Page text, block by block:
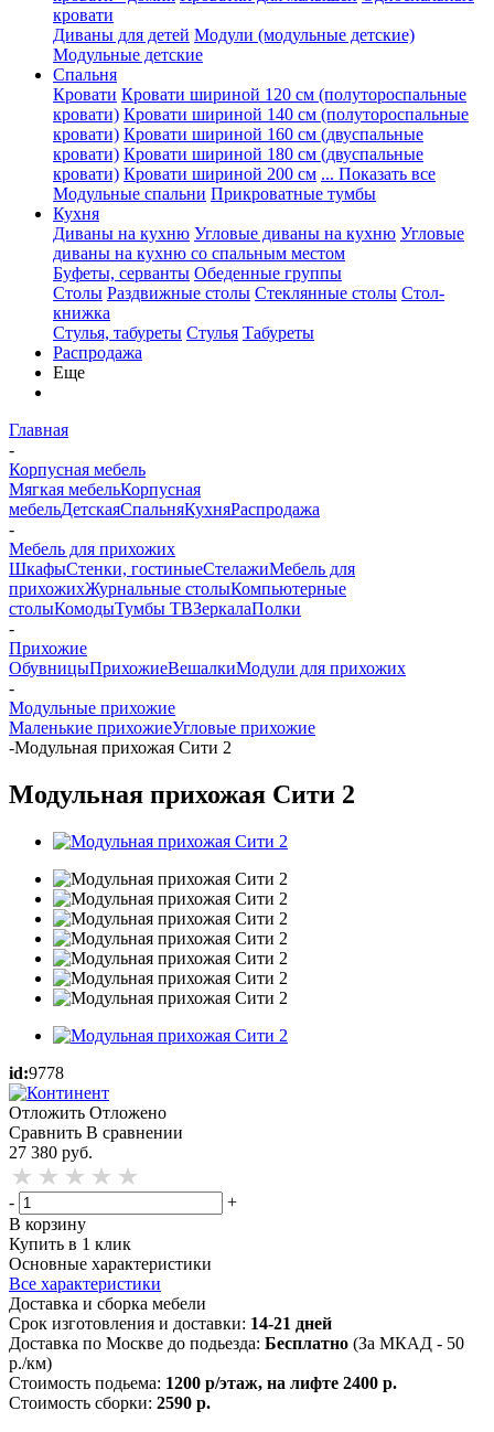
кровати
Диваны для детей Модули (модульные детские)
Модульные детские
Спальня
Кровати Кровати шириной 120 см (полутороспальные
кровати) Кровати шириной 140 см (полутороспальные
кровати) Кровати шириной 160 см (двуспальные
кровати) Кровати шириной 180 см (двуспальные
кровати) Кровати шириной 200 см ... Показать все
Модульные спальни Прикроватные тумбы
Кухня
Диваны на кухню Угловые диваны на кухню Угловые
диваны на кухню со спальным местом
Буфеты, серванты Обеденные группы
Столы Раздвижные столы Стеклянные столы Стол-
книжка
Стулья, табуреты Стулья Табуреты
Распродажа
Еще
Главная
-
Корпусная мебель
Мягкая мебельКорпусная
мебельДетскаяСпальняКухняРаспродажа
-
Мебель для прихожих
ШкафыСтенки, гостиныеСтелажиМебель для
прихожихЖурнальные столыКомпьютерные
столыКомодыТумбы ТВЗеркалаПолки
-
Прихожие
ОбувницыПрихожиеВешалкиМодули для прихожих
-
Модульные прихожие
Маленькие прихожиеУгловые прихожие
-Модульная прихожая Сити 2
Модульная прихожая Сити 2
id:9778
Отложить Отложено
Сравнить В сравнении
27 380 руб.
-
+
В корзину
Купить в 1 клик
Основные характеристики
Все характеристики
Доставка и сборка мебели
Срок изготовления и доставки: 14-21 дней
Доставка по Москве до подьезда: Бесплатно (За МКАД - 50
р./км)
Стоимость подьема: 1200 р/этаж, на лифте 2400 р.
Стоимость сборки: 2590 р.